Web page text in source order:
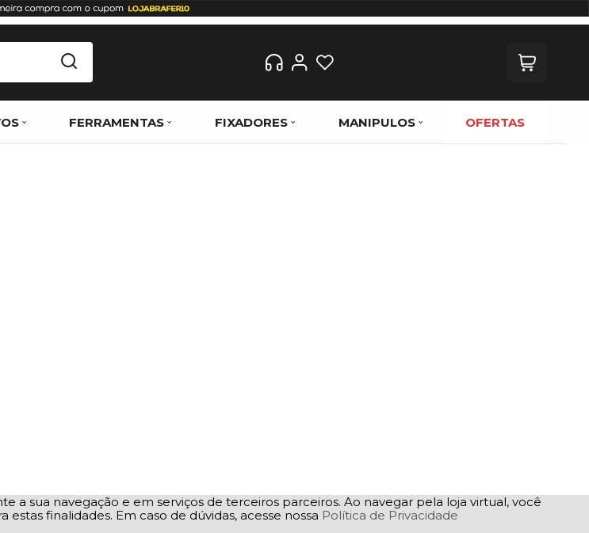
a sua navegação e em serviços de terceiros parceiros. Ao navegar pela loja virtual, você
finalidades. Em caso de dúvidas, acesse nossa Política de Privacidade
FERRAMENTAS FIXADORES MANIPULOS OFERTAS